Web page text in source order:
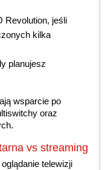
Revolution, jeśli
kilka
planujesz
wsparcie po
oraz
vs streaming
telewizji